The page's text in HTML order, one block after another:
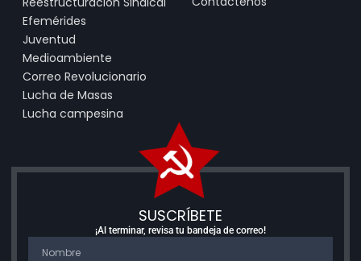
Efemérides
Juventud
Medioambiente
Correo Revolucionario
Lucha de Masas
Lucha campesina
SUSCRÍBETE
¡Al terminar, revisa tu bandeja de correo!